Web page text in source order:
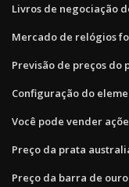
Livros de negociação
Mercado de relógios
Previsão de preços do
Configuração do
Você pode vender
Preço da prata
Preço da barra de